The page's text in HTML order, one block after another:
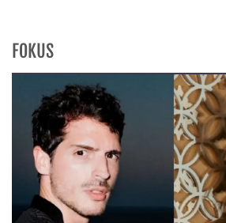
FOKUS